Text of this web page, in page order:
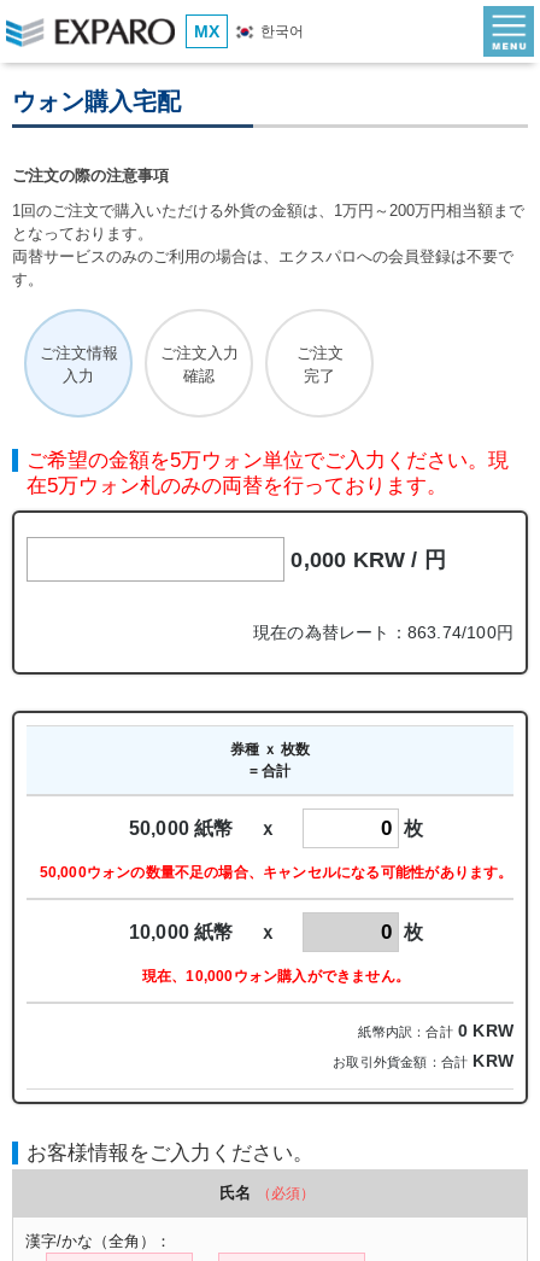
MX 한국어
ウォン購入宅配
ご注文の際の注意事項
1回のご注文で購入いただける外貨の金額は、1万円～200万円相当額まで
となっております。
両替サービスのみのご利用の場合は、エクスパロへの会員登録は不要で
す。
ご注文情報
入力
ご注文入力
確認
ご注文
完了
ご希望の金額を5万ウォン単位でご入力ください。現
在5万ウォン札のみの両替を行っております。
0,000 KRW / 円
現在の為替レート：863.74/100円
券種 ｘ 枚数
= 合計
50,000 紙幣 ｘ 枚
50,000ウォンの数量不足の場合、キャンセルになる可能性があります。
10,000 紙幣 ｘ 枚
現在、10,000ウォン購入ができません。
紙幣内訳：合計 0 KRW
お取引外貨金額：合計 KRW
お客様情報をご入力ください。
氏名 （必須）
漢字/かな （全角）
：